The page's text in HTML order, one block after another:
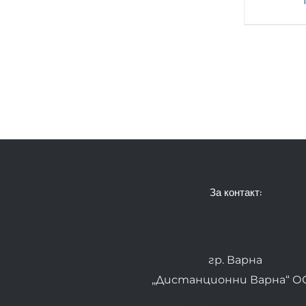
За контакт:
гр. Варна
„Дистанционни Варна“